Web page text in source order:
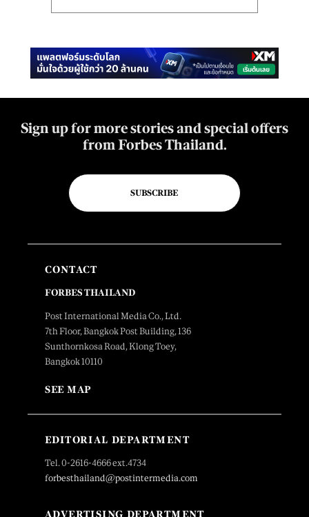
Sign up for more stories and special offers
from Forbes Thailand.
SUBSCRIBE
CONTACT
FORBES THAILAND
Post International Media Co., Ltd.
7th Floor, Bangkok Post Building, 136
Sunthornkosa Road, Klong Toey,
Bangkok 10110
SEE MAP
EDITORIAL DEPARTMENT
Tel. 0-2616-4666 ext.4734
forbesthailand@postintermedia.com
ADVERTISING DEPARTMENT